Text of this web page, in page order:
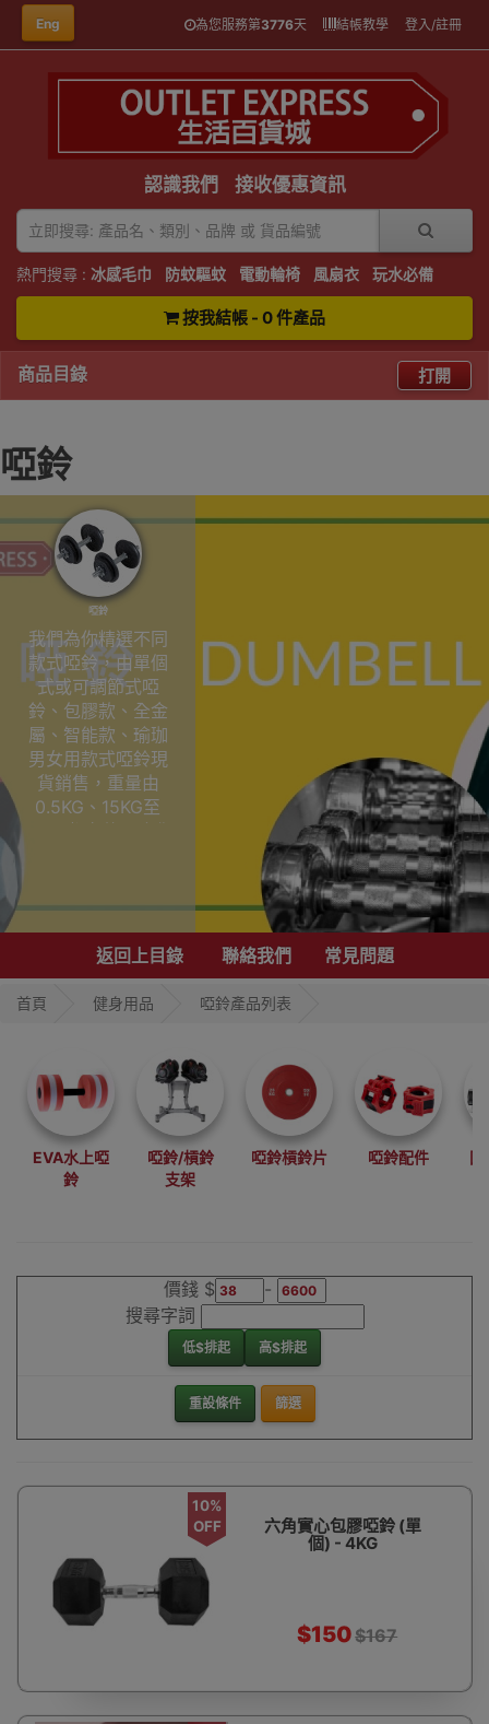
Eng 為您服務第3776天 結帳教學 登入/註冊
認識我們 接收優惠資訊
熱門搜尋 : 冰感毛巾 防蚊驅蚊 電動輪椅 風扇衣 玩水必備
按我結帳 - 0 件產品
商品目錄 打開
啞鈴
啞鈴
我們為你精選不同
款式啞鈴，由單個
式或可調節式啞
鈴、包膠款、全金
屬、智能款、瑜珈
男女用款式啞鈴現
貨銷售，重量由
0.5KG、15KG至
50KG都有能配合你
裝特價優惠更可以
啞鈴
返回上目錄 聯絡我們 常見問題
首頁 健身用品 啞鈴產品列表
EVA水上啞
鈴
啞鈴/槓鈴
支架
啞鈴槓鈴片 啞鈴配件 固
價錢 $
-
搜尋字詞
低$排起 高$排起
重設條件 篩選
10%
OFF
六角實心包膠啞鈴 (單
個) - 4KG
$150$167